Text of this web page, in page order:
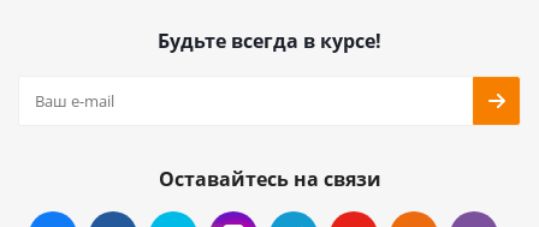
Будьте всегда в курсе!
Оставайтесь на связи